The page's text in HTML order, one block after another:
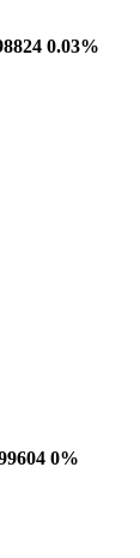
0.03%
0%